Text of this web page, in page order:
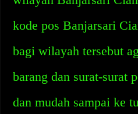
kode pos Banjarsari
bagi wilayah tersebut
barang dan surat-surat
dan mudah sampai ke